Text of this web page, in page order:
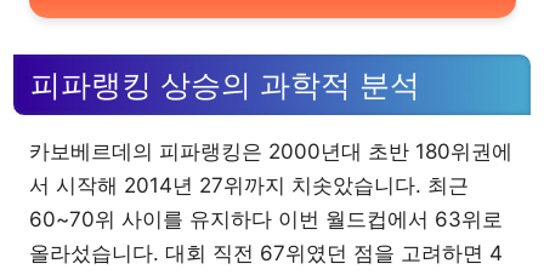
피파랭킹 상승의 과학적 분석
카보베르데의 피파랭킹은 2000년대 초반 180위권에
서 시작해 2014년 27위까지 치솟았습니다. 최근
60~70위 사이를 유지하다 이번 월드컵에서 63위로
올라섰습니다. 대회 직전 67위였던 점을 고려하면 4